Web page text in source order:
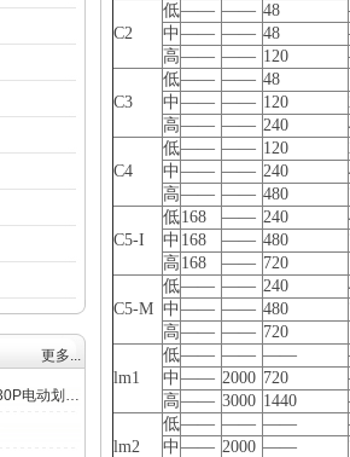
更多...
德国仪力信Erichsen430P电动划格试验仪
C2
低—— —— 48
中 —— —— 48
高—— —— 120
C3
低—— —— 48
中 —— —— 120
高—— —— 240
C4
低—— —— 120
中 —— —— 240
高—— —— 480
C5-I
低168 —— 240
中 168 —— 480
高 168 —— 720
C5-M
低—— —— 240
中 —— —— 480
高—— —— 720
lm1
低—— —— ——
中 —— 2000 720
高—— 3000 1440
lm2
低—— —— ——
中 —— 2000 ——